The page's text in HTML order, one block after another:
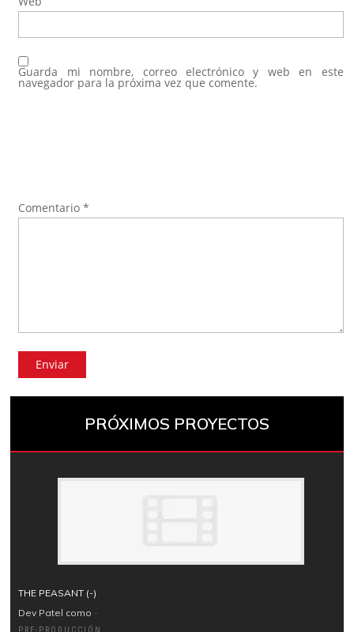
Guarda mi nombre, correo electrónico y web en este
navegador para la próxima vez que comente.
Comentario*
PRÓXIMOS PROYECTOS
THE PEASANT (-)
Dev Patel como -
PRE-PRODUCCIÓN